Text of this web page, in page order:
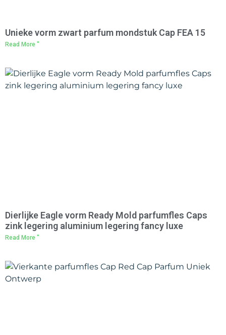
Unieke vorm zwart parfum mondstuk Cap FEA 15
Read More "
Dierlijke Eagle vorm Ready Mold parfumfles Caps
zink legering aluminium legering fancy luxe
Read More "